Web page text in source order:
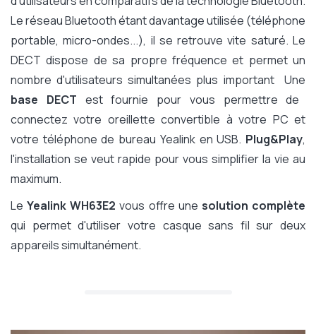
Le réseau Bluetooth étant davantage utilisée (téléphone
portable, micro-ondes...), il se retrouve vite saturé. Le
DECT dispose de sa propre fréquence et permet un
nombre d'utilisateurs simultanées plus important Une
base DECT est fournie pour vous permettre de
connectez votre oreillette convertible à votre PC et
votre téléphone de bureau Yealink en USB. Plug&Play,
l'installation se veut rapide pour vous simplifier la vie au
maximum.
LeYealink WH63E2vous offre une solution complète
qui permet d'utiliser votre casque sans fil sur deux
appareils simultanément.